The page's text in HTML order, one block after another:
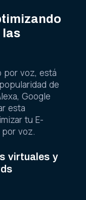
las
por voz, está
de
Google
esta
tu E-
voz.
virtuales y